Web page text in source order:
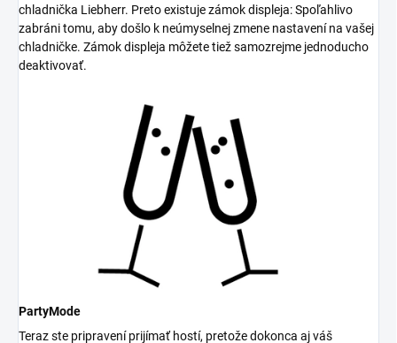
chladnička Liebherr. Preto existuje zámok displeja: Spoľahlivo
zabráni tomu, aby došlo k neúmyselnej zmene nastavení na vašej
chladničke. Zámok displeja môžete tiež samozrejme jednoducho
deaktivovať.
PartyMode
Teraz ste pripravení prijímať hostí, pretože dokonca aj váš